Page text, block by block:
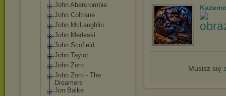
John Abercrombie
John Coltrane
John McLaughlin
John Medeski
John Scofield
John Taylor
John Zorn
John Zorn - The
Dreamers
Jon Balke
Musisz się